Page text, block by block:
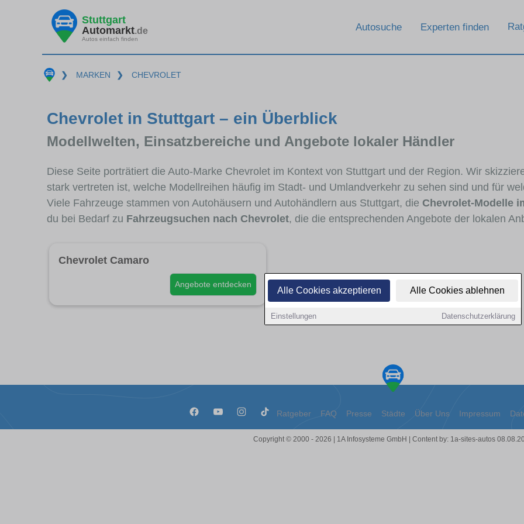
Alle Cookies akzeptieren Alle Cookies ablehnen
Einstellungen Datenschutzerklärung
Stuttgart
Automarkt.de
Autos einfach finden
Autosuche Experten finden
❯ MARKEN ❯ CHEVROLET
Chevrolet in Stuttgart – ein Überblick
Modellwelten, Einsatzbereiche und Angebote lokaler Händler
Diese Seite porträtiert die Auto-Marke Chevrolet im Kontext von Stuttgart und der Region. Wir
stark vertreten ist, welche Modellreihen häufig im Stadt- und Umlandverkehr zu sehen sind und für
Viele Fahrzeuge stammen von Autohäusern und Autohändlern aus Stuttgart, die Chevrolet-Modelle
du bei Bedarf zu Fahrzeugsuchen nach Chevrolet, die die entsprechenden Angebote der lokalen
Chevrolet Camaro
Angebote entdecken
Ratgeber FAQ Presse Städte Über Uns Impressum
Copyright © 2000 - 2026 | 1A Infosysteme GmbH | Content by: 1a-sites-autos